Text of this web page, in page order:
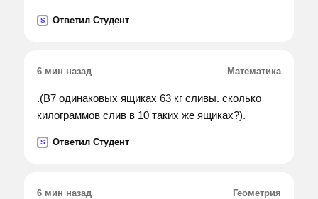
S Ответил Студент
6 мин назад Математика
.(В7 одинаковых ящиках 63 кг сливы. сколько
килограммов слив в 10 таких же ящиках?).
S Ответил Студент
6 мин назад Геометрия